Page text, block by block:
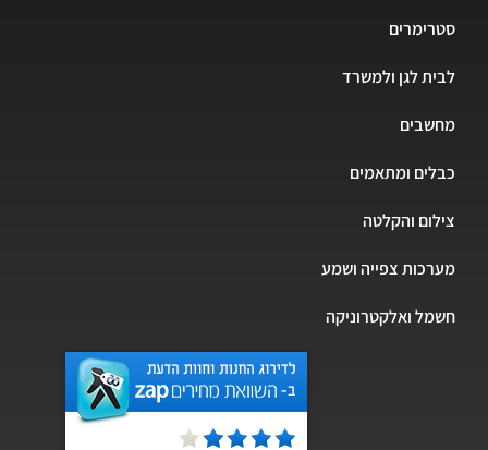
סטרימרים
לבית לגן ולמשרד
מחשבים
כבלים ומתאמים
צילום והקלטה
מערכות צפייה ושמע
חשמל ואלקטרוניקה